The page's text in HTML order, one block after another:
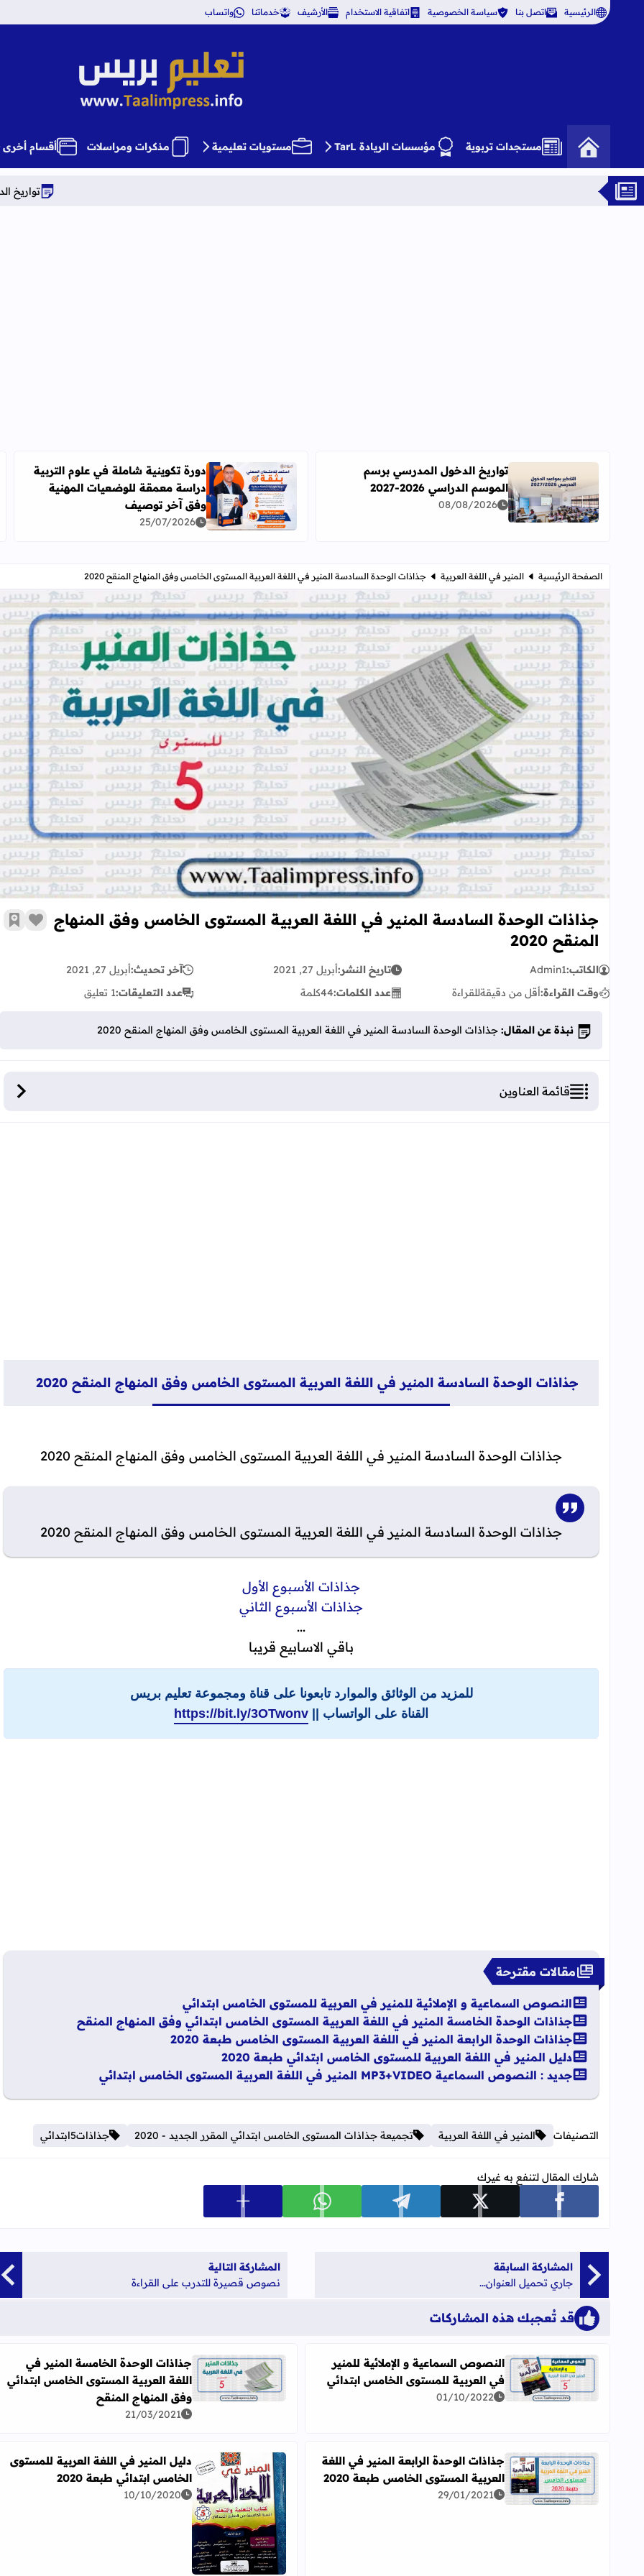
الرئيسية اتصل بنا سياسة الخصوصية اتفاقية الاستخدام الأرشيف خدماتنا واتساب
تعليم بريس TaalimPress
مستجدات تربوية مؤسسات الريادة TarL مستويات تعليمية مذكرات ومراسلات أقسام أخرى
تواريخ الدخول المدرسي برسم
اقرأ المزيد عن تواريخ الدخول المدرسي برسم الموسم الدراسي 2026-2027
تواريخ الدخول المدرسي برسم
الموسم الدراسي 2026-2027
08/08/2026 اقرأ المزيد عن دورة تكوينية شاملة في علوم التربية
دورة تكوينية شاملة في علوم التربية
دراسة معمقة للوضعيات المهنية
وفق آخر توصيف
25/07/2026
الصفحة الرئيسية المنير في اللغة العربية جذاذات الوحدة السادسة المنير في اللغة العربية المستوى الخامس وفق المنهاج المنقح 2020
جذاذات الوحدة السادسة المنير في اللغة العربية المستوى الخامس وفق
جذاذات الوحدة السادسة المنير في اللغة العربية المستوى الخامس وفق المنهاج
المنقح 2020
زر
الكاتب:Admin1 تاريخ النشر:أبريل 27, 2021 آخر تحديث:أبريل 27, 2021
وقت القراءة:أقل من دقيقةللقراءة عدد الكلمات:44كلمة عدد التعليقات:1 تعليق
نبذة عن المقال: جذاذات الوحدة السادسة المنير في اللغة العربية المستوى الخامس وفق المنهاج المنقح 2020
قائمة العناوين
جذاذات الوحدة السادسة المنير في اللغة العربية المستوى الخامس وفق المنهاج المنقح 2020
جذاذات الوحدة السادسة المنير في اللغة العربية المستوى الخامس وفق المنهاج المنقح 2020
جذاذات الوحدة السادسة المنير في اللغة العربية المستوى الخامس وفق المنهاج المنقح 2020
جذاذات الأسبوع الأول
جذاذات الأسبوع الثاني
...
باقي الاسابيع قريبا
للمزيد من الوثائق والموارد تابعونا على قناة ومجموعة تعليم بريس
القناة على الواتساب || https://bit.ly/3OTwonv
مقالات مقترحة
النصوص السماعية و الإملائية للمنير في العربية للمستوى الخامس ابتدائي
جذاذات الوحدة الخامسة المنير في اللغة العربية المستوى الخامس ابتدائي وفق المنهاج المنقح
جذاذات الوحدة الرابعة المنير في اللغة العربية المستوى الخامس طبعة 2020
دليل المنير في اللغة العربية للمستوى الخامس ابتدائي طبعة 2020
جديد : النصوص السماعية MP3+VIDEO المنير في اللغة العربية المستوى الخامس ابتدائي
التصنيفات المنير في اللغة العربية تجميعة جذاذات المستوى الخامس ابتدائي المقرر الجديد - 2020 جذاذات5ابتدائي
شارك المقال لتنفع به غيرك
شارك على facebook شارك على x شارك على telegram شارك على whatsapp عرض المزيد من خيارات المشاركة
المشاركة السابقة
جاري تحميل العنوان...
المشاركة التالية
نصوص قصيرة للتدرب على القراءة
قد تُعجبك هذه المشاركات
اقرأ المزيد عن النصوص السماعية و الإملائية للمنير في العربية للمستوى الخامس ابتدائي
النصوص السماعية و الإملائية للمنير
في العربية للمستوى الخامس ابتدائي
01/10/2022
اقرأ المزيد عن جذاذات الوحدة الخامسة المنير في
جذاذات الوحدة الخامسة المنير في
اللغة العربية المستوى الخامس ابتدائي
وفق المنهاج المنقح
21/03/2021
اقرأ المزيد عن جذاذات الوحدة الرابعة المنير في اللغة العربية المستوى الخامس طبعة 2020
جذاذات الوحدة الرابعة المنير في اللغة
العربية المستوى الخامس طبعة 2020
29/01/2021
اقرأ المزيد عن دليل المنير في اللغة العربية للمستوى
دليل المنير في اللغة العربية للمستوى
الخامس ابتدائي طبعة 2020
10/10/2020